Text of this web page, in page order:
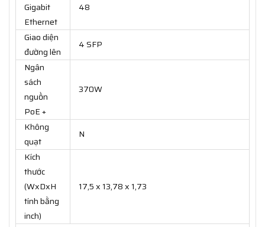
Gigabit
Ethernet
48
Giao diện
đường lên
4 SFP
Ngân
sách
nguồn
PoE +
370W
Không
quạt
N
Kích
thước
(WxDxH
tính bằng
inch)
17,5 x 13,78 x 1,73